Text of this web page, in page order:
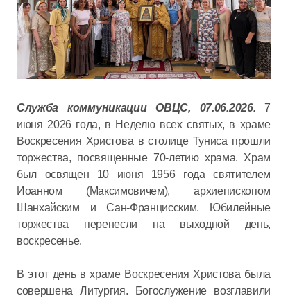
Служба коммуникации ОВЦС, 07.06.2026. 7
июня 2026 года, в Неделю всех святых, в храме
Воскресения Христова в столице Туниса прошли
торжества, посвященные 70-летию храма. Храм
был освящен 10 июня 1956 года святителем
Иоанном (Максимовичем), архиепископом
Шанхайским и Сан-Францисским. Юбилейные
торжества перенесли на выходной день,
воскресенье.
В этот день в храме Воскресения Христова была
совершена Литургия. Богослужение возглавили